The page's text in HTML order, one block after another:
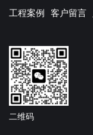
工程案例 客户留言
二维码